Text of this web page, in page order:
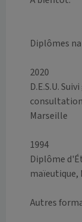
Diplômes
2020
D.E.S.U.
Marseille
1994
Diplôme
maïeutique,
Autres